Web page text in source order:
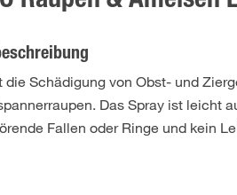
die Schädigung von Obst- und
Das Spray ist leicht
Fallen oder Ringe und kein